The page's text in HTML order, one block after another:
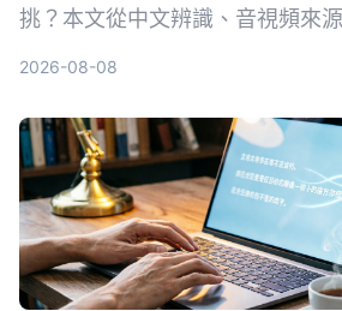
挑？本文從中文辨識、音視頻來
2026-08-08